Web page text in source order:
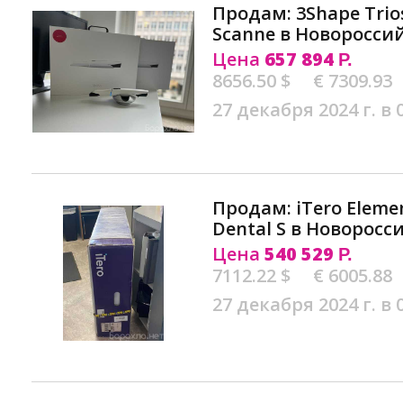
Продам: 3Shape
Scanne в
Цена 657 894 Р.
8656.50 $
€ 7309.93
27 декабря 2024 г. в
Продам: iTero
Dental S в
Цена 540 529 Р.
7112.22 $
€ 6005.88
27 декабря 2024 г. в